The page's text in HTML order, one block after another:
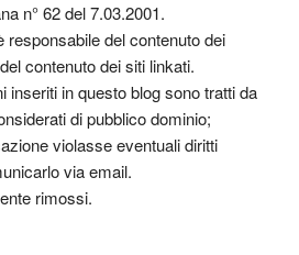
n° 62 del 7.03.2001.
responsabile del contenuto dei
contenuto dei siti linkati.
inseriti in questo blog sono tratti da
di pubblico dominio;
violasse eventuali diritti
via email.
rimossi.